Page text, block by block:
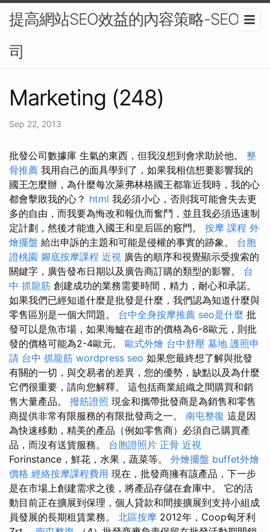
提高網站SEO效益的內容策略-SEO公
司
Marketing (248)
Sep 22, 2013
批發公司數據庫 生氣的東西，但我沒想到會求助於他。 整
骨推薦 我用自己的面具學到了，如果我相信想要影響我的
國王怎麼辦，為什麼每次萊弗林格國王都靠近我時，我的心
都會擊敗我的心？ html 我必須小心，否則我可能會失去更
多的自由，而我要為悔改和報仇而奮鬥，並且我必須迅速制
定計劃，然後才能進入國王和皇后區的竅門。 按摩 課程 外
燴擺盤 給出申訴的主題和可能是侵權的事實的跡象。 台胞
證桃園 腳底按摩課程 近視 廣告的順序和視覺顯示受搜索的
關鍵字，廣告發布日期以及廣告商訂購的類型的影響。 台
中 抓龍筋 創建成功的業務需要時間，精力，耐心和承諾。
如果我們已經知道什麼是批發是什麼，我們認為知道什麼與
零售區別是一個大問題。 台中全身按摩推薦 seo是什麼 批
發可以是魚市場，如果海鱸在超市的價格為6-8歐元，則批
發的價格可能為2-4歐元。 歐式外燴 台中舒壓 墓地 護照申
請 台中 抓龍筋 wordpress seo 如果您最終想了解與批發
有關的一切，與交易者的差異，您的優勢，缺點以及為什麼
它們很重要，請向您解釋。 這包括商業組織之間購買和銷
售大量產品。 撥筋證照 現金和攜帶批發商是為銷售和零售
商提供非常有限服務的有限批發商之一。 南屯整復 這是因
為快速移動，精美的產品（例如零售商）必須自己購買產
品，而沒有送貨服務。 台胞證照片 正骨 近視
Forinstance，鮮花，水果，蔬菜等。 外燴擺盤 buffet外燴
價格 經絡按摩課程費用 現在，批發商擁有該產品，下一步
是在市場上創建需求之後，將產品存儲在倉庫中。 它的活
動目前正在擴展到保理，個人貸款和間接擴展到支持小組成
員發展的長期租賃業務。 北區按摩 2012年，Coop匈牙利